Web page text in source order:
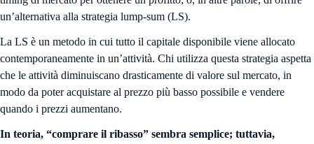
un’alternativa alla strategia lump-sum (LS).
La LS è un metodo in cui tutto il capitale disponibile viene allocato
contemporaneamente in un’attività. Chi utilizza questa strategia aspetta
che le attività diminuiscano drasticamente di valore sul mercato, in
modo da poter acquistare al prezzo più basso possibile e vendere
quando i prezzi aumentano.
In teoria, “comprare il ribasso” sembra semplice; tuttavia,